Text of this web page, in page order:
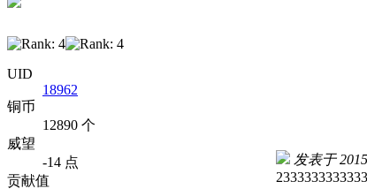
UID
18962
铜币
12890 个
威望
-14 点
贡献值
发表于